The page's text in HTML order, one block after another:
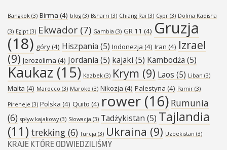
Bangkok (3) Birma (4) blog (3) Bsharri (3) Chiang Rai (3) Cypr (3) Dolina Kadisha
(3) Egipt (3) Ekwador (7) Gambia (3) GR 11 (4) Gruzja
(18) góry(4) Hiszpania (5) Indonezja (4) Iran (4) Izrael
(9) Jerozolima (4) Jordania (5) kajaki (5) Kambodża (5)
Kaukaz (15) Kazbek (3) Krym (9) Laos (5) Liban (3)
Malta (4) Marocco (3) Maroko (3) Nikozja (4) Palestyna (4) Pamir (3)
Pireneje (3) Polska (4) Quito (4) rower (16) Rumunia
(6) spływ kajakowy(3) Słowacja (3) Tadżykistan (5) Tajlandia
(11) trekking (6) Turcja (3) Ukraina (9) Uzbekistan (3)
KRAJE KTÓRE ODWIEDZILIŚMY